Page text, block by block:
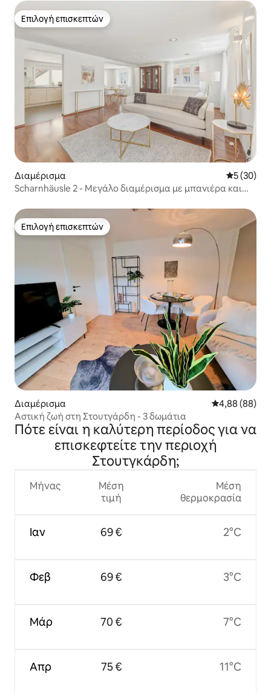
Επιλογή επισκεπτών
Επιλογή επισκεπτών
Διαμέρισμα Μέση
5 (30)
Scharnhäusle 2 - Μεγάλο διαμέρισμα με μπανιέρα και
Επιλογή επισκεπτών
Επιλογή επισκεπτών
Διαμέρισμα Μέση
4,88 (88)
Αστική ζωή στη Στουτγάρδη - 3 δωμάτια
Πότε είναι η καλύτερη περίοδος για να
επισκεφτείτε την περιοχή
Στουτγκάρδη;
Μήνας
Ιαν
Φεβ
Μάρ
Απρ
Μέση
τιμή
69 €
69 €
70 €
75 €
Μέση
θερμοκρασία
2°C
3°C
7°C
11°C